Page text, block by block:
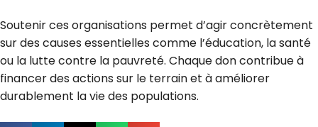
Soutenir ces organisations permet d’agir concrètement
sur des causes essentielles comme l’éducation, la santé
ou la lutte contre la pauvreté. Chaque don contribue à
financer des actions sur le terrain et à améliorer
durablement la vie des populations.